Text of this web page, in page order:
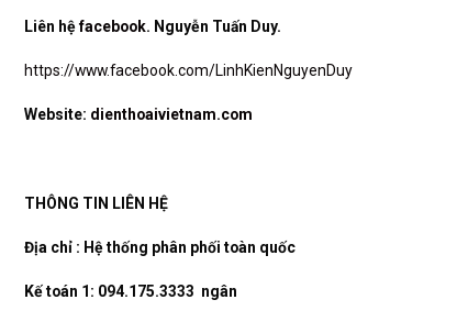
Liên hệfacebook. Nguyễn Tuấn Duy.
https://www.facebook.com/LinhKienNguyenDuy
Website: dienthoaivietnam.com
THÔNG TIN LIÊN HỆ
Địa chỉ : Hệ thống phân phối toàn quốc
Kế toán 1: 094.175.3333 ngân